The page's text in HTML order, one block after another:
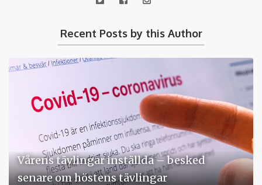
Recent Posts by this Author
Vårens tävlingar inställda – besked
senare om höstens tävlingar